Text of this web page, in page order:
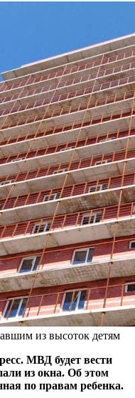
из высоток детям
МВД будет вести
из окна. Об этом
по правам ребенка.